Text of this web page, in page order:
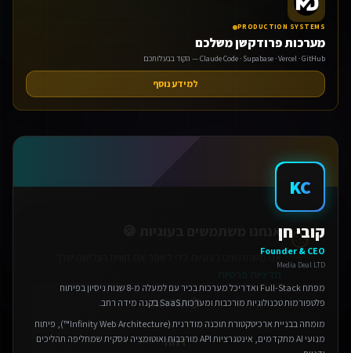
PRODUCTION SYSTEMS
מערכות פרודקשן משלכם
Claude Code · Supabase · Vercel · GitHub — הקוד בבעלותכם
למידע נוסף
KC
קובי חן
Founder & CEO
Media Deal LTD
מפתח Full-Stack ואדריכל מערכות בכיר עם למעלה מ-8 שנות ניסיון בפיתוח
פלטפורמות טכנולוגיות מורכבות ומערכות SaaS בקנה מידה רחב.
מומחה בבניית ארכיטקטורת תוכנה מודרנית (Infinity Web Architecture™), פיתוח
מנועי AI מתקדמים, אינטגרציות API מורכבות ואוטומציה עסקית שמחליפה תהליכים
אישור הכל